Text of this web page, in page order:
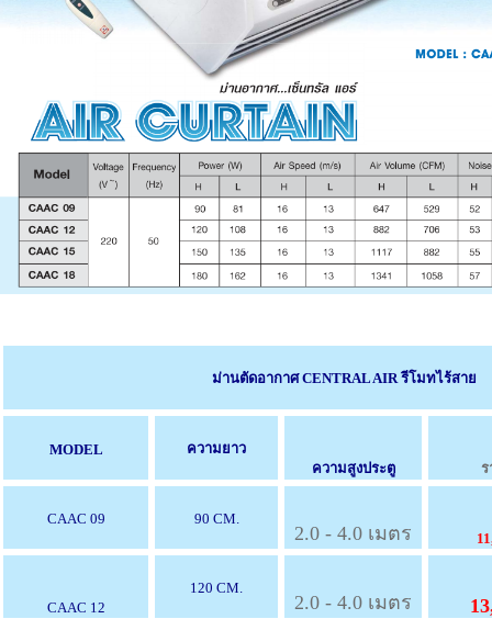
ม่านตัดอากาศ CENTRAL AIR รีโมทไร้สาย
MODEL
ความยาว
ความสูงประตู
ร
CAAC 09 90 CM.
2.0 - 4.0 เมตร
CAAC 12
120 CM.
2.0 - 4.0 เมตร